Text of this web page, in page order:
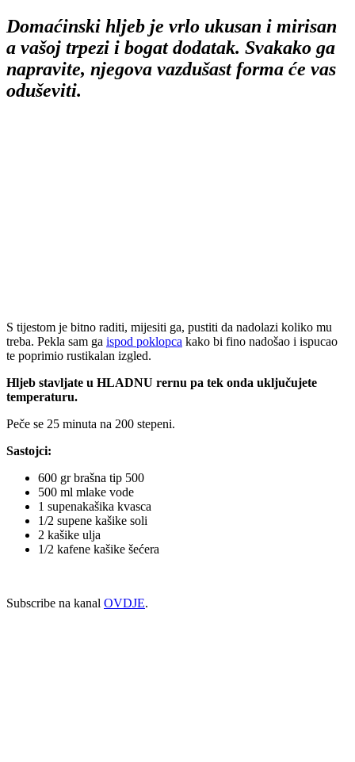
Domaćinski hljeb je vrlo ukusan i mirisan
a vašoj trpezi i bogat dodatak. Svakako ga
napravite, njegova vazdušast forma će vas
oduševiti.
S tijestom je bitno raditi, mijesiti ga, pustiti da nadolazi koliko mu
treba. Pekla sam ga ispod poklopca kako bi fino nadošao i ispucao
te poprimio rustikalan izgled.
Hljeb stavljate u HLADNU rernu pa tek onda uključujete
temperaturu.
Peče se 25 minuta na 200 stepeni.
Sastojci:
600 gr brašna tip 500
500 ml mlake vode
1 supenakašika kvasca
1/2 supene kašike soli
2 kašike ulja
1/2 kafene kašike šećera
Subscribe na kanal OVDJE.